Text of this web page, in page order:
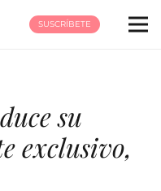
SUSCRÍBETE
su
exclusivo,